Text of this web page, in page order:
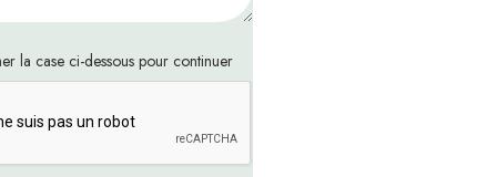
la case ci-dessous pour continuer